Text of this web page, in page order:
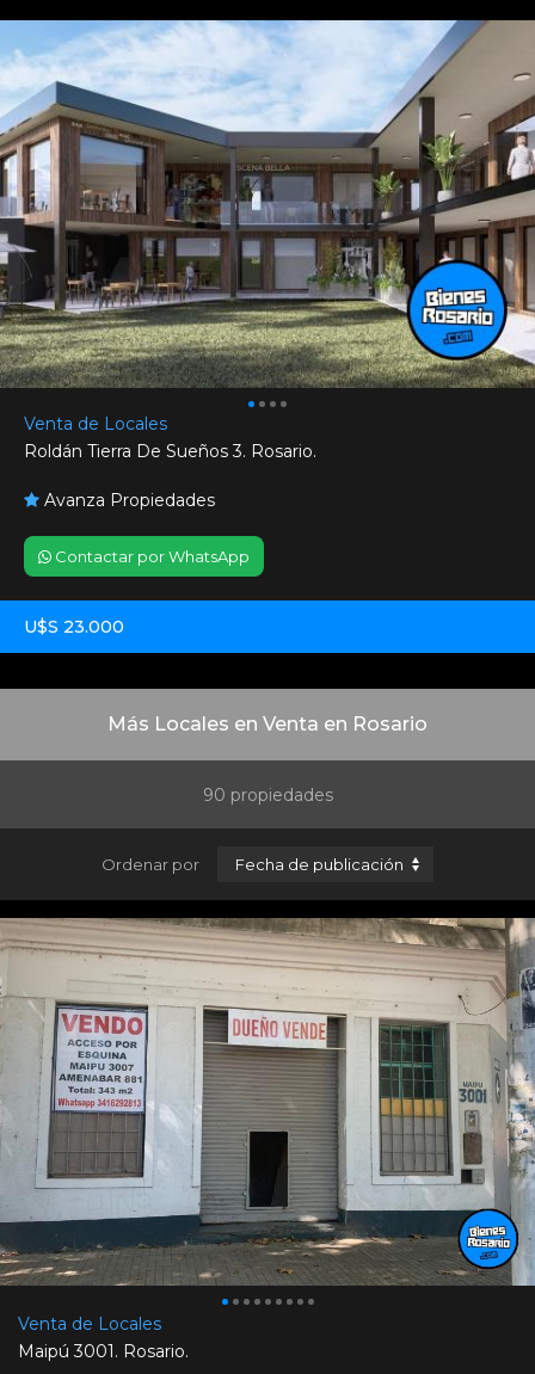
Venta de Locales
Roldán Tierra De Sueños 3. Rosario.
Avanza Propiedades
Contactar por WhatsApp
U$S 23.000
Más Locales en Venta en Rosario
90 propiedades
Ordenar por
Venta de Locales
Maipú 3001. Rosario.